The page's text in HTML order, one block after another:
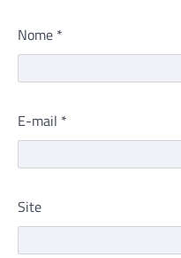
Nome *
E-mail *
Site